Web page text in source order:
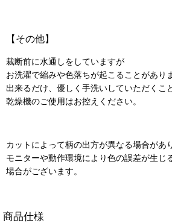
【その他】
裁断前に水通しをしていますが
お洗濯で縮みや色落ちが起こることがあり
出来るだけ、優しく手洗いしていただくこ
乾燥機のご使用はお控えください。
カットによって柄の出方が異なる場合があ
モニターや動作環境により色の誤差が生じ
場合がございます。
商品仕様